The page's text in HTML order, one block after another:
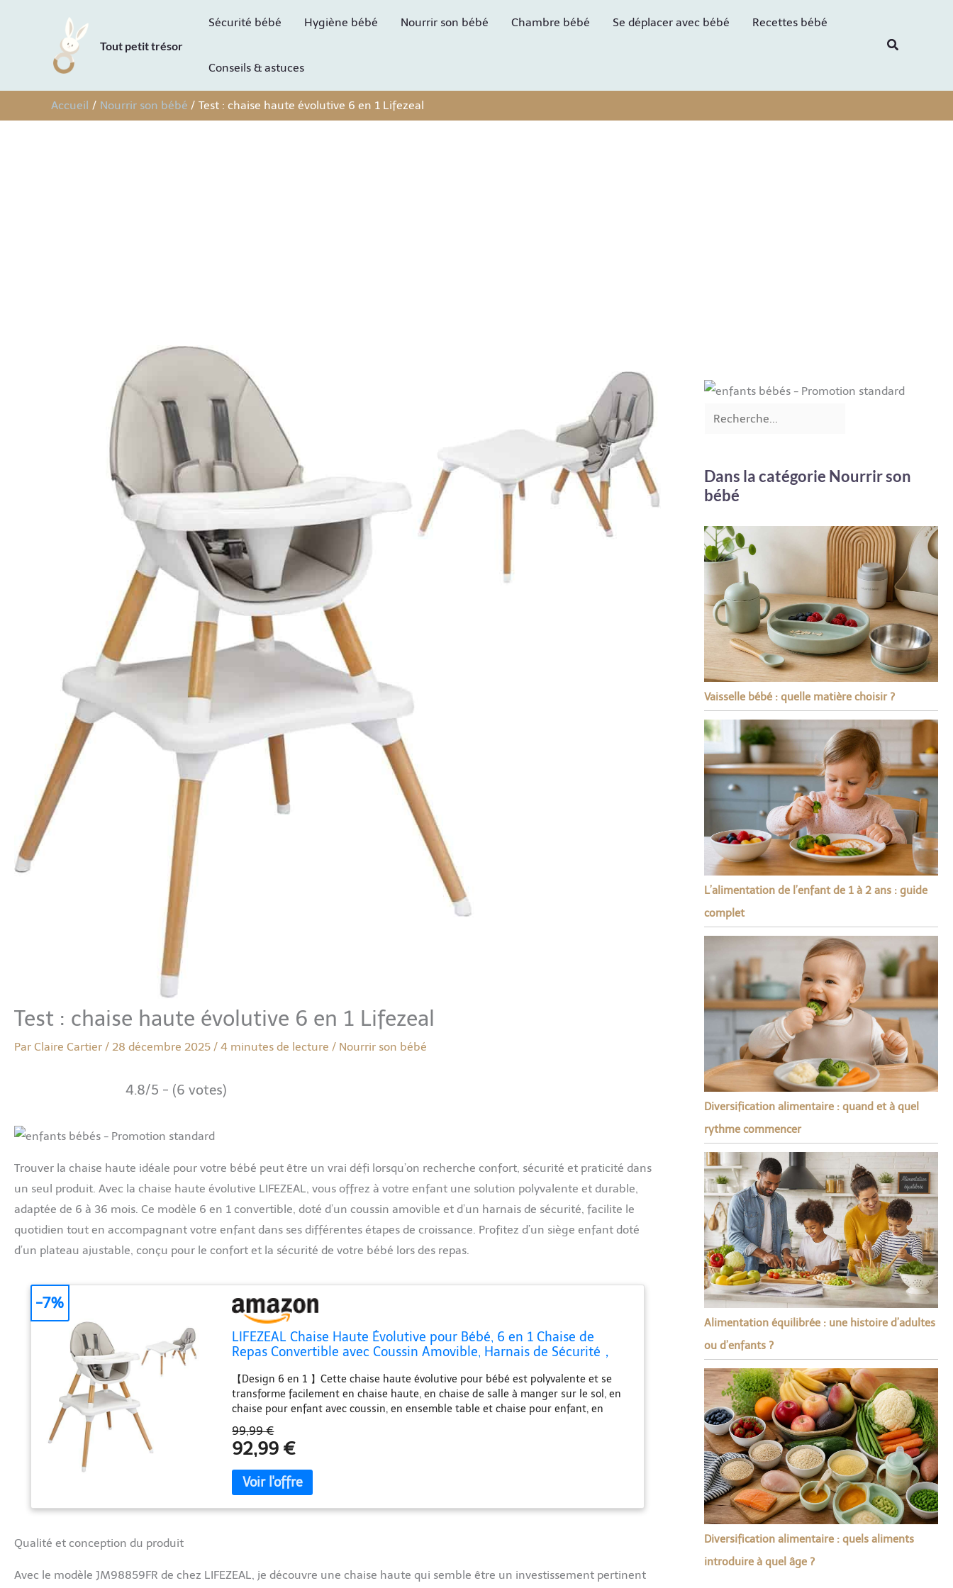
Tout petit trésor
Sécurité bébé Hygiène bébé Nourrir son bébé Chambre bébé Se déplacer avec bébé Recettes bébé
Conseils & astuces
Rechercher
Accueil Nourrir son bébé Test : chaise haute évolutive 6 en 1 Lifezeal
Test : chaise haute évolutive 6 en 1 Lifezeal
Par Claire Cartier / 28 décembre 2025 / 4 minutes de lecture / Nourrir son bébé
4.8/5 - (6 votes)
Trouver la chaise haute idéale pour votre bébé peut être un vrai défi lorsqu’on recherche confort, sécurité et praticité dans
un seul produit. Avec la chaise haute évolutive LIFEZEAL, vous offrez à votre enfant une solution polyvalente et durable,
adaptée de 6 à 36 mois. Ce modèle 6 en 1 convertible, doté d’un coussin amovible et d’un harnais de sécurité, facilite le
quotidien tout en accompagnant votre enfant dans ses différentes étapes de croissance. Profitez d’un siège enfant doté
d’un plateau ajustable, conçu pour le confort et la sécurité de votre bébé lors des repas.
LIFEZEAL Chaise Haute Évolutive pour Bébé, 6 en 1 Chaise de
Repas Convertible avec Coussin Amovible, Harnais de Sécurité，
【Design 6 en 1 】Cette chaise haute évolutive pour bébé est polyvalente et se
transforme facilement en chaise haute, en chaise de salle à manger sur le sol, en
chaise pour enfant avec coussin, en ensemble table et chaise pour enfant, en
table de bloc et en tabouret pour enfant. Parfait pour que les enfants puissent
manger, lire ou jouer ! 【Plateau double réglable】Le plateau de la chaise haute
dispose de 4 positions réglables, qui peuvent être ajustées en fonction de la
croissance de votre enfant. Le plateau est équipé de deux porte-gobelets pouvant
accueillir des verres à eau. La surface plane du plateau peut être utilisée pour lire
et manger, tandis que le côté rainuré peut être utilisé pour les blocs de
construction. 【Pieds en bois massif 】Nos chaises hautes sont fabriquées en bois
supplémentaire. 【Siège confortable】Le coussin et la ceinture de sécurité à 5
99,99 €
92,99 €
-7%
Qualité et conception du produit
Avec le modèle JM98859FR de chez LIFEZEAL, je découvre une chaise haute qui semble être un investissement pertinent
r
Dans la catégorie Nourrir son
bébé
Vaisselle bébé : quelle matière choisir ?
L’alimentation de l’enfant de 1 à 2 ans : guide
complet
Diversification alimentaire : quand et à quel
rythme commencer
Alimentation équilibrée : une histoire d’adultes
ou d’enfants ?
Diversification alimentaire : quels aliments
introduire à quel âge ?